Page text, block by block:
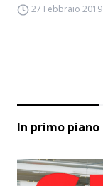
27 Febbraio 2019
In primo piano